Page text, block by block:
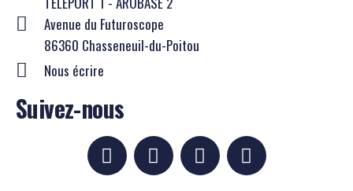
Avenue du Futuroscope
86360 Chasseneuil-du-Poitou
Nous écrire
Suivez-nous